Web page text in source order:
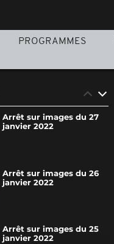
PROGRAMMES
Arrêt sur images du 27
janvier 2022
Arrêt sur images du 26
janvier 2022
Arrêt sur images du 25
janvier 2022